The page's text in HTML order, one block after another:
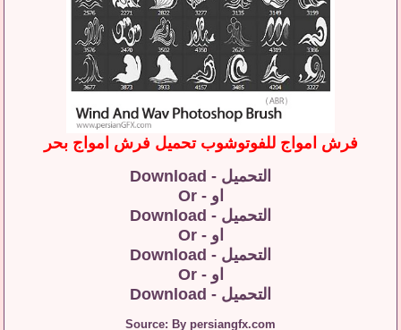
فرش امواج للفوتوشوب تحميل فرش امواج بحر
التحميل - Download
او - Or
التحميل - Download
او - Or
التحميل - Download
او - Or
التحميل - Download
Source: By persiangfx.com